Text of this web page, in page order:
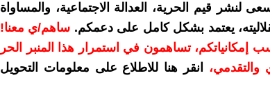
قيم الحرية، العدالة الاجتماعية، والمساواة
يعتمد بشكل كامل على دعمكم. ساهم/ي معنا!
أو أكثر حسب إمكانياتكم، تساهمون في استمرار هذا المنبر الحر
والتقدمي،
انقر هنا للاطلاع على معلومات التحويل